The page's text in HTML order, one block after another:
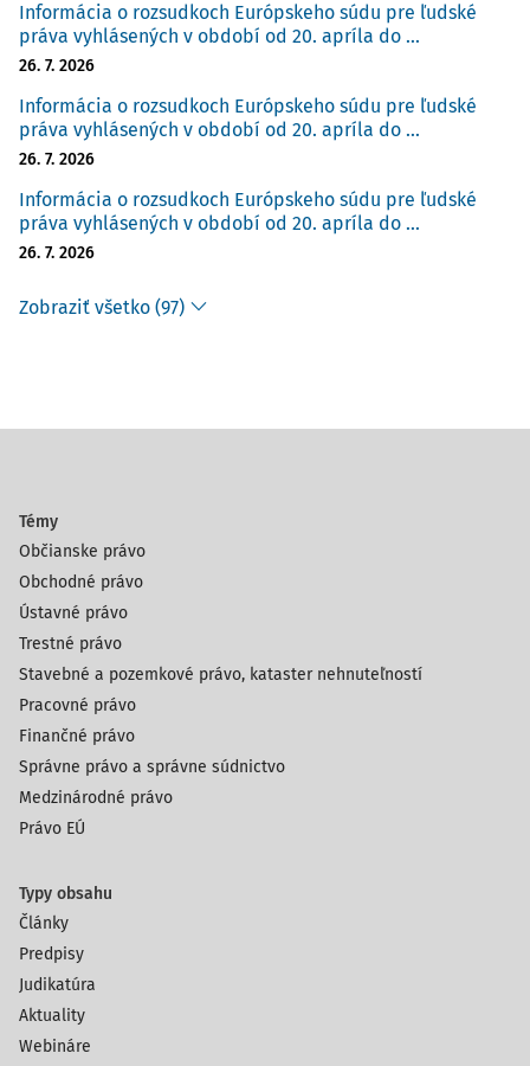
Informácia o rozsudkoch Európskeho súdu pre ľudské
práva vyhlásených v období od 20. apríla do ...
26. 7. 2026
Informácia o rozsudkoch Európskeho súdu pre ľudské
práva vyhlásených v období od 20. apríla do ...
26. 7. 2026
Informácia o rozsudkoch Európskeho súdu pre ľudské
práva vyhlásených v období od 20. apríla do ...
26. 7. 2026
Zobraziť všetko (97)
Témy
Občianske právo
Obchodné právo
Ústavné právo
Trestné právo
Stavebné a pozemkové právo, kataster nehnuteľností
Pracovné právo
Finančné právo
Správne právo a správne súdnictvo
Medzinárodné právo
Právo EÚ
Typy obsahu
Články
Predpisy
Judikatúra
Aktuality
Webináre